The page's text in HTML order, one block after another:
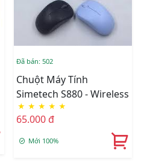
Đã bán: 502
Chuột Máy Tính
Simetech S880 - Wireless
★ ★ ★ ★ ★
65.000 đ
Mới 100%